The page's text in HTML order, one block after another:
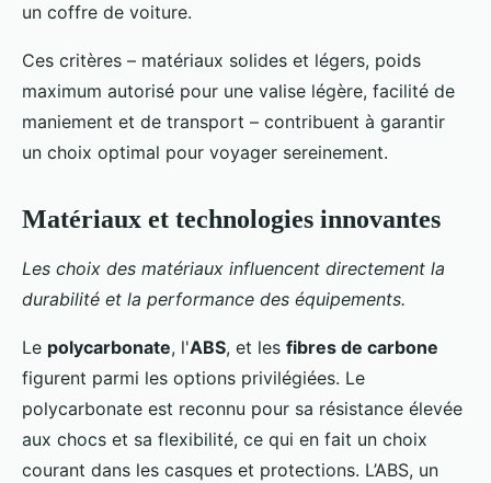
un coffre de voiture.
Ces critères – matériaux solides et légers, poids
maximum autorisé pour une valise légère, facilité de
maniement et de transport – contribuent à garantir
un choix optimal pour voyager sereinement.
Matériaux et technologies innovantes
Les choix des matériaux influencent directement la
durabilité et la performance des équipements.
Le polycarbonate, l'ABS, et les fibres de carbone
figurent parmi les options privilégiées. Le
polycarbonate est reconnu pour sa résistance élevée
aux chocs et sa flexibilité, ce qui en fait un choix
courant dans les casques et protections. L’ABS, un